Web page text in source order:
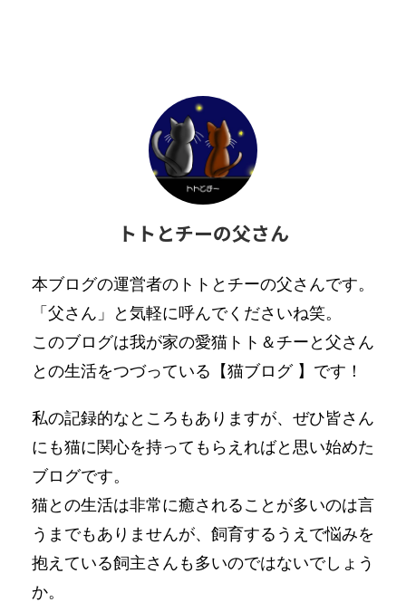
トトとチーの父さん
本ブログの運営者のトトとチーの父さんです。
「父さん」と気軽に呼んでくださいね笑。
このブログは我が家の愛猫トト＆チーと父さん
との生活をつづっている【猫ブログ 】です！
私の記録的なところもありますが、ぜひ皆さん
にも猫に関心を持ってもらえればと思い始めた
ブログです。
猫との生活は非常に癒されることが多いのは言
うまでもありませんが、飼育するうえで悩みを
抱えている飼主さんも多いのではないでしょう
か。